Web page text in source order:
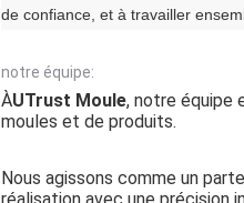
de confiance, et à travailler
notre équipe:
ÀUTrust Moule, notre équipe
moules et de produits.
Nous agissons comme un